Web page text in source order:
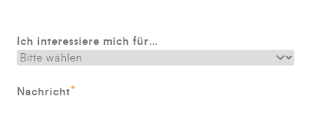
Ich interessiere mich für…
Nachricht*